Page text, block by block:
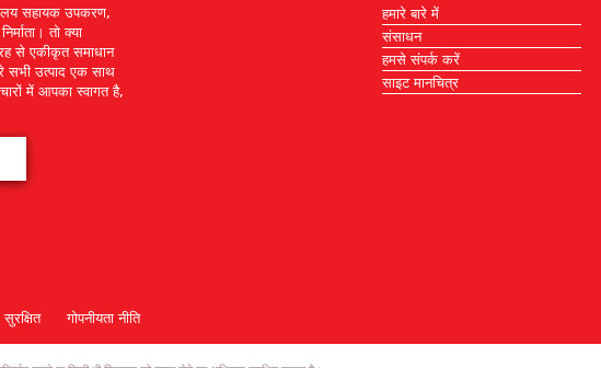
सहायक उपकरण,
तो क्या
से एकीकृत समाधान
सभी उत्पाद एक साथ
में आपका स्वागत है,
हमारे बारे में
संसाधन
हमसे संपर्क करें
साइट मानचित्र
सुरक्षित गोपनीयता नीति